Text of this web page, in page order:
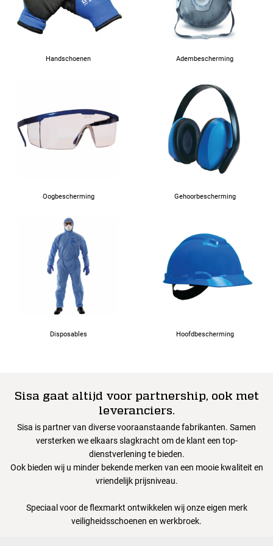
Handschoenen Adembescherming
Oogbescherming Gehoorbescherming
Disposables Hoofdbescherming
Sisa gaat altijd voor partnership, ook met
leveranciers.
Sisa is partner van diverse vooraanstaande fabrikanten. Samen
versterken we elkaars slagkracht om de klant een top-
dienstverlening te bieden.
Ook bieden wij u minder bekende merken van een mooie kwaliteit en
vriendelijk prijsniveau.
Speciaal voor de flexmarkt ontwikkelen wij onze eigen merk
veiligheidsschoenen en werkbroek.